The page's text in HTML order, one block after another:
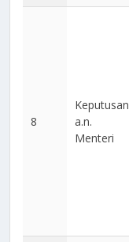
8
Keputusan
a.n.
Menteri